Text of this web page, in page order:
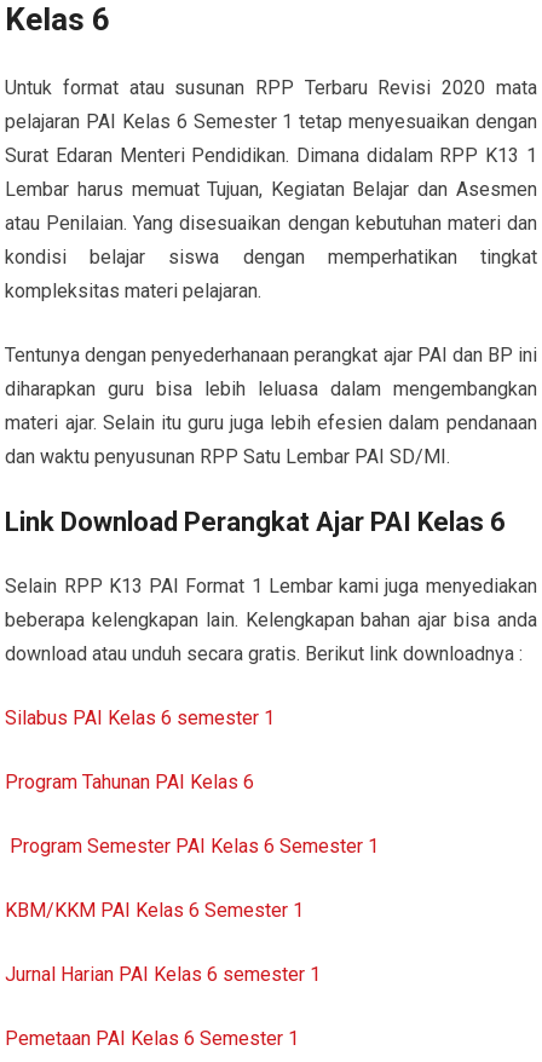
Kelas 6
Untuk format atau susunan RPP Terbaru Revisi 2020 mata
pelajaran PAI Kelas 6 Semester 1 tetap menyesuaikan dengan
Surat Edaran Menteri Pendidikan. Dimana didalam RPP K13 1
Lembar harus memuat Tujuan, Kegiatan Belajar dan Asesmen
atau Penilaian. Yang disesuaikan dengan kebutuhan materi dan
kondisi belajar siswa dengan memperhatikan tingkat
kompleksitas materi pelajaran.
Tentunya dengan penyederhanaan perangkat ajar PAI dan BP ini
diharapkan guru bisa lebih leluasa dalam mengembangkan
materi ajar. Selain itu guru juga lebih efesien dalam pendanaan
dan waktu penyusunan RPP Satu Lembar PAI SD/MI.
Link Download Perangkat Ajar PAI Kelas 6
Selain RPP K13 PAI Format 1 Lembar kami juga menyediakan
beberapa kelengkapan lain. Kelengkapan bahan ajar bisa anda
download atau unduh secara gratis. Berikut link downloadnya :
Silabus PAI Kelas 6 semester 1
Program Tahunan PAI Kelas 6
Program Semester PAI Kelas 6 Semester 1
KBM/KKM PAI Kelas 6 Semester 1
Jurnal Harian PAI Kelas 6 semester 1
Pemetaan PAI Kelas 6 Semester 1